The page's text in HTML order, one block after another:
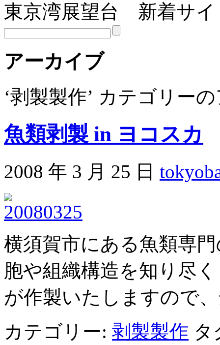
東京湾展望台 新着サイ
アーカイブ
‘剥製製作’ カテゴリー
魚類剥製 in ヨコスカ
2008 年 3 月 25 日
横須賀市にある魚類専
胞や組織構造を知り尽
が作製いたしますので
カテゴリー: 剥製製作